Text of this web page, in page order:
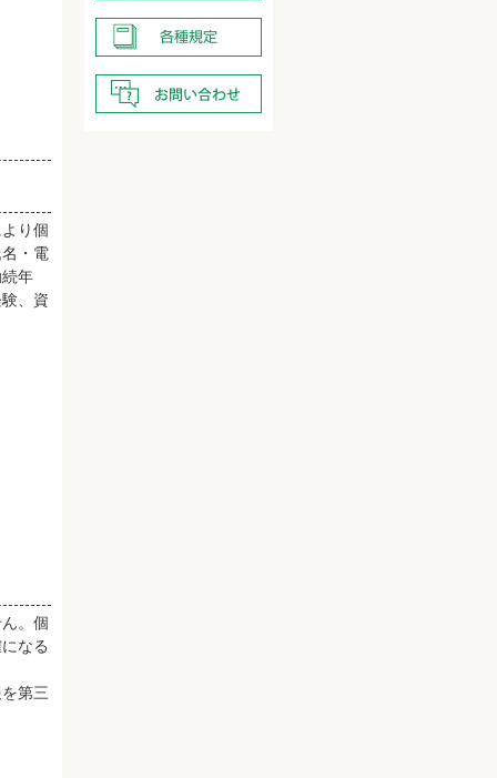
り個
・電
年
、資
。個
なる
第三